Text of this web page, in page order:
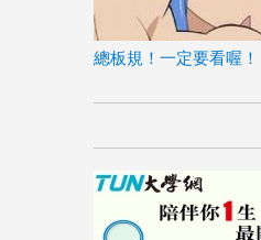
總板規！一定要看喔！